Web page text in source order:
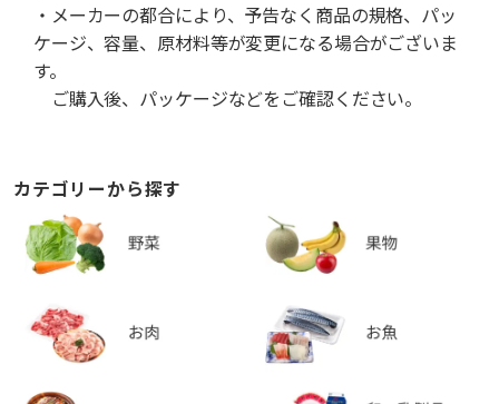
・メーカーの都合により、予告なく商品の規格、パッ
ケージ、容量、原材料等が変更になる場合がございま
す。
ご購入後、パッケージなどをご確認ください。
カテゴリーから探す